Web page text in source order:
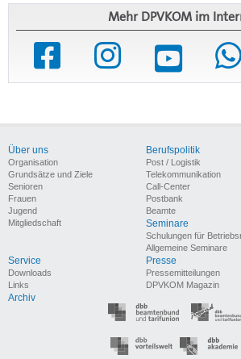
Mehr DPVKOM im
Über uns
Organisation
Grundsätze und Ziele
Senioren
Frauen
Jugend
Mitgliedschaft
Berufspolitik
Post / Logistik
Telekommunikation
Call-Center
Postbank
Beamte
Seminare
Schulungen für
Allgemeine Seminare
Service
Downloads
Links
Presse
Pressemitteilungen
DPVKOM Magazin
Archiv